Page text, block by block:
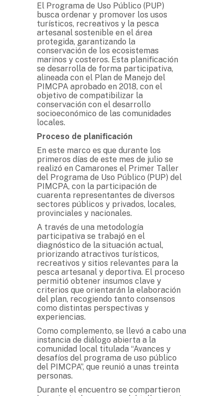
El Programa de Uso Público (PUP)
busca ordenar y promover los usos
turísticos, recreativos y la pesca
artesanal sostenible en el área
protegida, garantizando la
conservación de los ecosistemas
marinos y costeros. Esta planificación
se desarrolla de forma participativa,
alineada con el Plan de Manejo del
PIMCPA aprobado en 2018, con el
objetivo de compatibilizar la
conservación con el desarrollo
socioeconómico de las comunidades
locales.
Proceso de planificación
En este marco es que durante los
primeros días de este mes de julio se
realizó en Camarones el Primer Taller
del Programa de Uso Público (PUP) del
PIMCPA, con la participación de
cuarenta representantes de diversos
sectores públicos y privados, locales,
provinciales y nacionales.
A través de una metodología
participativa se trabajó en el
diagnóstico de la situación actual,
priorizando atractivos turísticos,
recreativos y sitios relevantes para la
pesca artesanal y deportiva. El proceso
permitió obtener insumos clave y
criterios que orientarán la elaboración
del plan, recogiendo tanto consensos
como distintas perspectivas y
experiencias.
Como complemento, se llevó a cabo una
instancia de diálogo abierta a la
comunidad local titulada “Avances y
desafíos del programa de uso público
del PIMCPA”, que reunió a unas treinta
personas.
Durante el encuentro se compartieron